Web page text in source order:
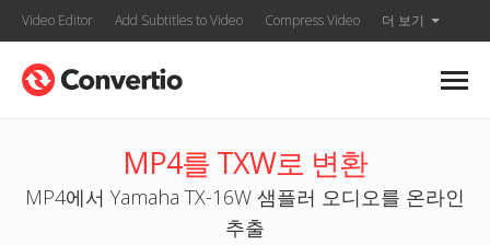
Video Editor Add Subtitles to Video Compress Video 더 보기
MP4를 TXW로 변환
MP4에서 Yamaha TX-16W 샘플러 오디오를 온라인
추출